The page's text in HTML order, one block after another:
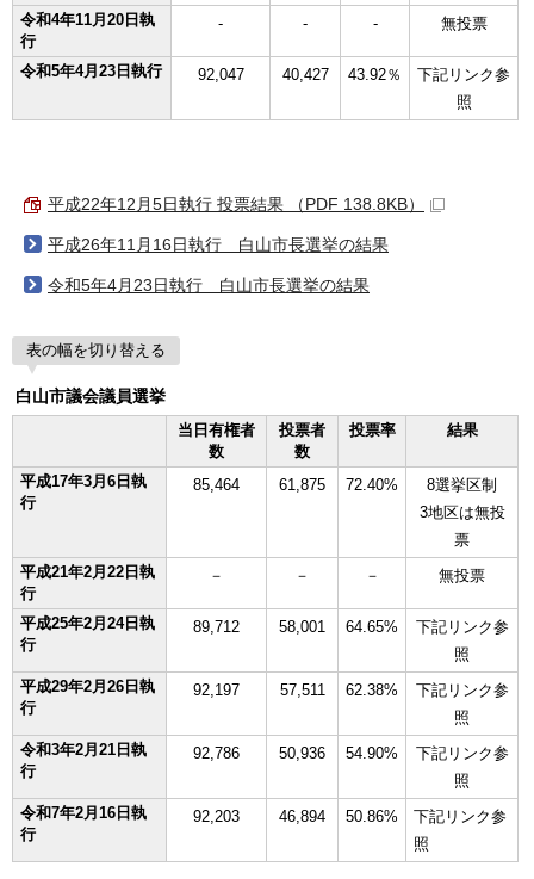
令和4年11月20日執
行
- - - 無投票
令和5年4月23日執行 92,047 40,427 43.92％
下記リンク参
照
平成22年12月5日執行 投票結果 （PDF 138.8KB）
平成26年11月16日執行 白山市長選挙の結果
令和5年4月23日執行 白山市長選挙の結果
表の幅を切り替える
白山市議会議員選挙
当日有権者
数
投票者
数
投票率 結果
平成17年3月6日執
行
85,464 61,875 72.40%
8選挙区制
3地区は無投
票
平成21年2月22日執
行
－ － － 無投票
平成25年2月24日執
行
89,712 58,001 64.65%
下記リンク参
照
平成29年2月26日執
行
92,197 57,511 62.38%
下記リンク参
照
令和3年2月21日執
行
92,786 50,936 54.90%
下記リンク参
照
令和7年2月16日執
行
92,203 46,894 50.86%
下記リンク参
照